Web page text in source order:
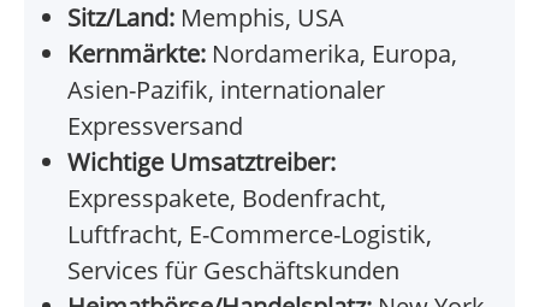
Sitz/Land: Memphis, USA
Kernmärkte: Nordamerika, Europa,
Asien-Pazifik, internationaler
Expressversand
Wichtige Umsatztreiber:
Expresspakete, Bodenfracht,
Luftfracht, E-Commerce-Logistik,
Services für Geschäftskunden